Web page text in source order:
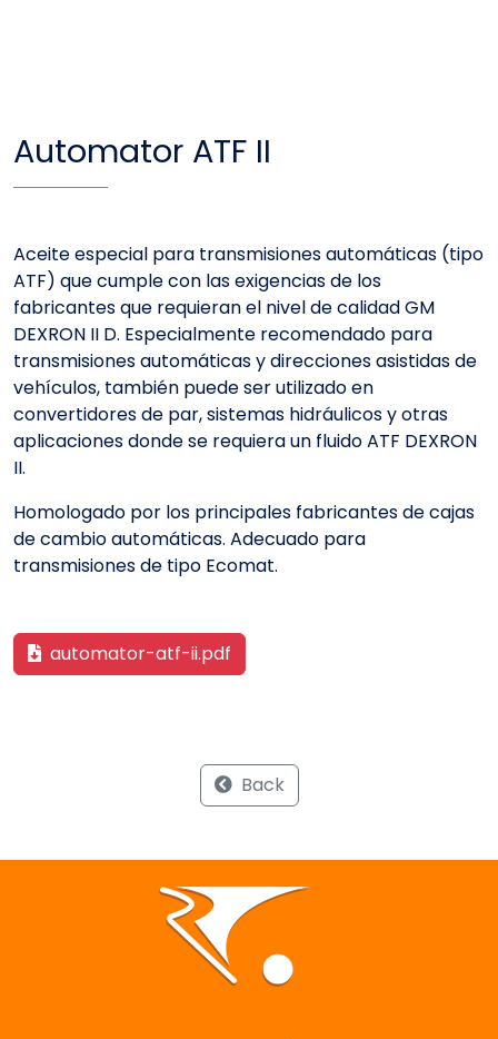
Automator ATF II
Aceite especial para transmisiones automáticas (tipo
ATF) que cumple con las exigencias de los
fabricantes que requieran el nivel de calidad GM
DEXRON II D. Especialmente recomendado para
transmisiones automáticas y direcciones asistidas de
vehículos, también puede ser utilizado en
convertidores de par, sistemas hidráulicos y otras
aplicaciones donde se requiera un fluido ATF DEXRON
II.
Homologado por los principales fabricantes de cajas
de cambio automáticas. Adecuado para
transmisiones de tipo Ecomat.
automator-atf-ii.pdf
Back